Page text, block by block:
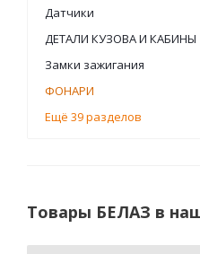
Датчики
ДЕТАЛИ КУЗОВА И КАБИНЫ
Замки зажигания
ФОНАРИ
Ещё 39 разделов
Товары БЕЛАЗ в